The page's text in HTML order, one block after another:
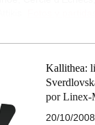
Kallithea:
por Linex-
20/10/